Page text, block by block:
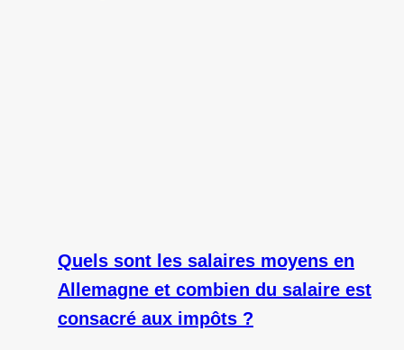
Quels sont les salaires moyens en
Allemagne et combien du salaire est
consacré aux impôts ?